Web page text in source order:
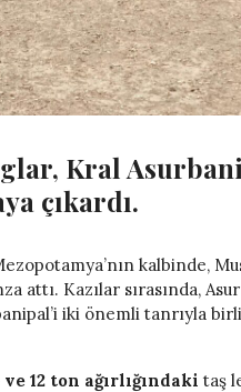
Kral
çıkardı.
kalbinde,
attı. Kazılar sırasında, Asur
iki önemli tanrıyla
12 ton ağırlığındaki taş